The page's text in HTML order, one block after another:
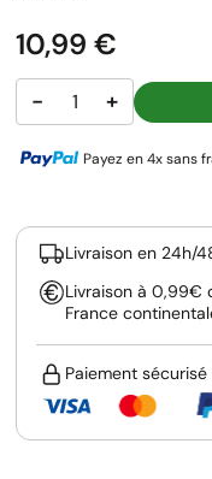
Prix
10,99 €
− +
Payez en 4x sans
Livraison en 24h/
Livraison à
France
Paiement sécurisé